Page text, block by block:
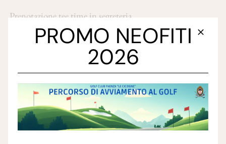
Prenotazione tee time in segreteria.
PROMO NEOFITI
2026